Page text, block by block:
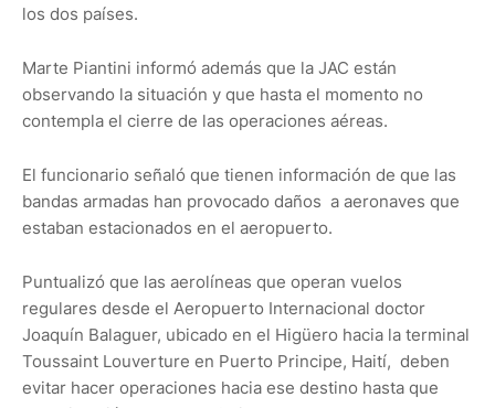
los dos países.
Marte Piantini informó además que la JAC están
observando la situación y que hasta el momento no
contempla el cierre de las operaciones aéreas.
El funcionario señaló que tienen información de que las
bandas armadas han provocado daños a aeronaves que
estaban estacionados en el aeropuerto.
Puntualizó que las aerolíneas que operan vuelos
regulares desde el Aeropuerto Internacional doctor
Joaquín Balaguer, ubicado en el Higüero hacia la terminal
Toussaint Louverture en Puerto Principe, Haití, deben
evitar hacer operaciones hacia ese destino hasta que